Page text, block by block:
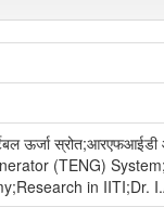
ऊर्जा
(TENG)
in IITI;Dr.